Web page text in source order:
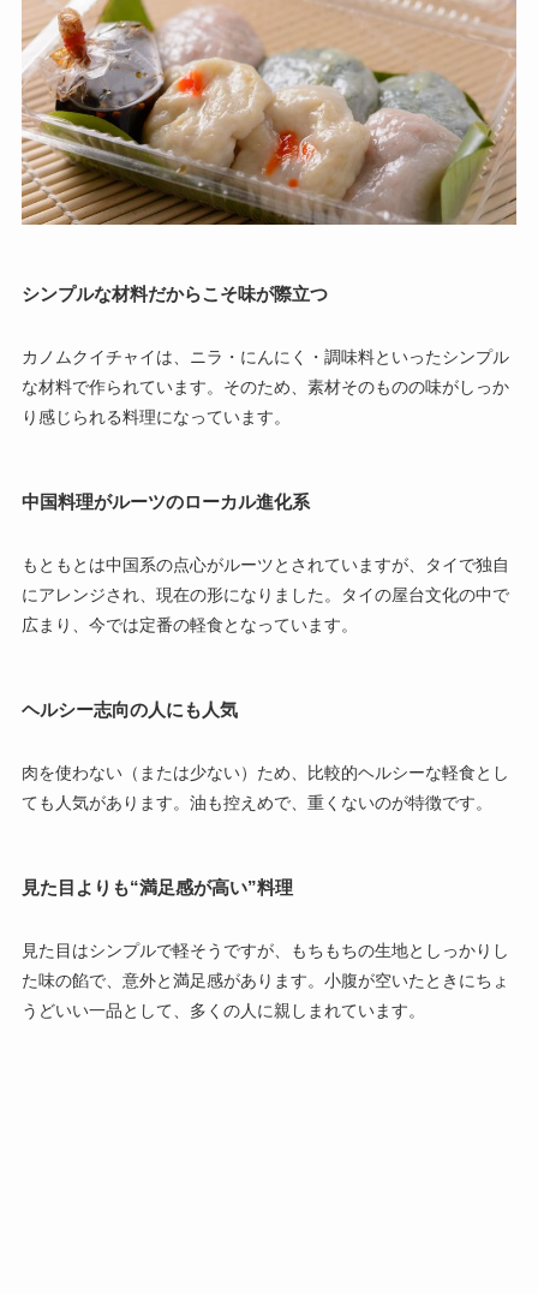
シンプルな材料だからこそ味が際立つ
カノムクイチャイは、ニラ・にんにく・調味料といったシンプル
な材料で作られています。そのため、素材そのものの味がしっか
り感じられる料理になっています。
中国料理がルーツのローカル進化系
もともとは中国系の点心がルーツとされていますが、タイで独自
にアレンジされ、現在の形になりました。タイの屋台文化の中で
広まり、今では定番の軽食となっています。
ヘルシー志向の人にも人気
肉を使わない（または少ない）ため、比較的ヘルシーな軽食とし
ても人気があります。油も控えめで、重くないのが特徴です。
見た目よりも“満足感が高い”料理
見た目はシンプルで軽そうですが、もちもちの生地としっかりし
た味の餡で、意外と満足感があります。小腹が空いたときにちょ
うどいい一品として、多くの人に親しまれています。